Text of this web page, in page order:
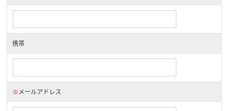
携帯
※メールアドレス